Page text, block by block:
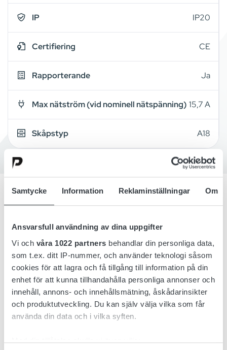
Samtycke Information Reklaminställningar Om
Ansvarsfull användning av dina uppgifter
Vi och våra 1022 partners behandlar din personliga data,
som t.ex. ditt IP-nummer, och använder teknologi såsom
cookies för att lagra och få tillgång till information på din
enhet för att kunna tillhandahålla personliga annonser och
innehåll, annons- och innehållsmätning, åskådarinsikter
och produktutveckling. Du kan själv välja vilka som får
använda din data och i vilka syften.
Med din tillåtelse skulle vi även vilja:
IP IP20
Certifiering CE
Rapporterande Ja
Max nätström (vid nominell nätspänning) 15,7 A
Skåpstyp A18
Detaljer
Tillbehör
Nedladdning
Lion 100 är en industriell 3-fas batteriladdare med kapacitet